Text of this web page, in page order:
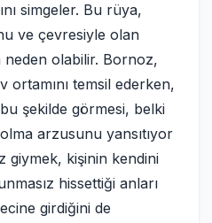
simgeler. Bu rüya,
ve çevresiyle olan
neden olabilir. Bornoz,
ortamını temsil ederken,
şekilde görmesi, belki
arzusunu yansıtıyor
giymek, kişinin kendini
hissettiği anları
girdiğini de